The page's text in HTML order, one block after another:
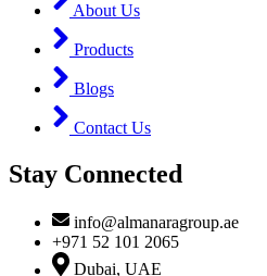
About Us
Products
Blogs
Contact Us
Stay Connected
info@almanaragroup.ae
+971 52 101 2065
Dubai, UAE